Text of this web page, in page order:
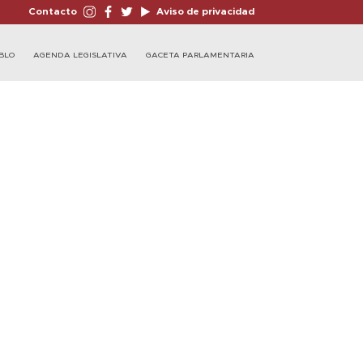
Contacto Aviso de privacidad
AGENDA LEGISLATIVA GACETA PARLAMENTARIA